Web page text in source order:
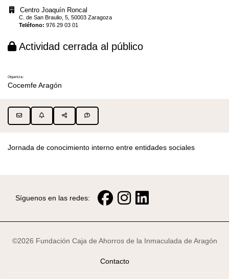
Centro Joaquín Roncal
C. de San Braulio, 5, 50003 Zaragoza
Teléfono:976 29 03 01
Actividad cerrada al público
Organiza:
Cocemfe Aragón
Jornada de conocimiento interno entre entidades sociales
Síguenos en las redes:
©2026 Fundación Caja de Ahorros de la Inmaculada de Aragón
Contacto